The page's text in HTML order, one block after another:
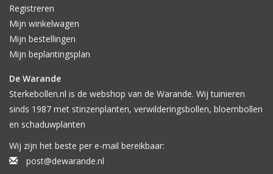
Registreren
Mijn winkelwagen
Mijn bestellingen
Mijn beplantingsplan
De Warande
Sterkebollen.nl is de webshop van de Warande. Wij tuinieren
sinds 1987 met stinzenplanten, verwilderingsbollen, bloembollen
en schaduwplanten
Wij zijn het beste per e-mail bereikbaar:
post@dewarande.nl